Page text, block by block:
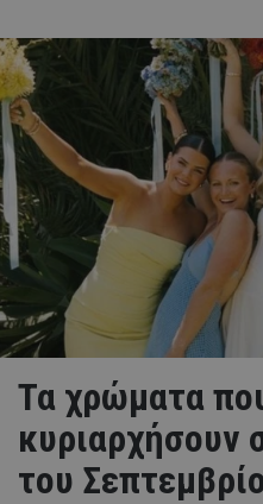
Τα χρώματα
κυριαρχήσουν
του